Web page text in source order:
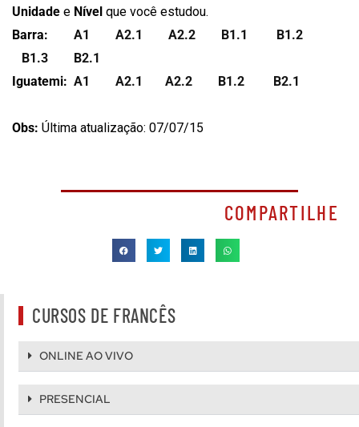
Unidade e Nível que você estudou.
Barra:
A1 A2.1 A2.2 B1.1
B1.2
B1.3
B2.1
Iguatemi: A1 A2.1 A2.2 B1.2 B2.1
Obs: Última atualização: 07/07/15
COMPARTILHE
CURSOS DE FRANCÊS
ONLINE AO VIVO
PRESENCIAL